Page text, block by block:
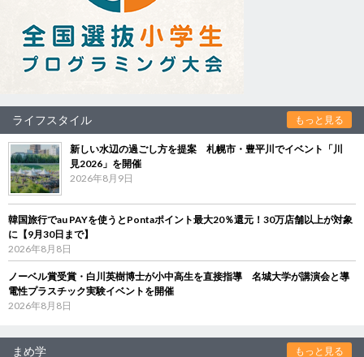
ライフスタイル もっと見る
新しい水辺の過ごし方を提案 札幌市・豊平川でイベント「川
見2026」を開催
2026年8月9日
韓国旅行でau PAYを使うとPontaポイント最大20％還元！30万店舗以上が対象
に【9月30日まで】
2026年8月8日
ノーベル賞受賞・白川英樹博士が小中高生を直接指導 名城大学が講演会と導
電性プラスチック実験イベントを開催
2026年8月8日
まめ学 もっと見る